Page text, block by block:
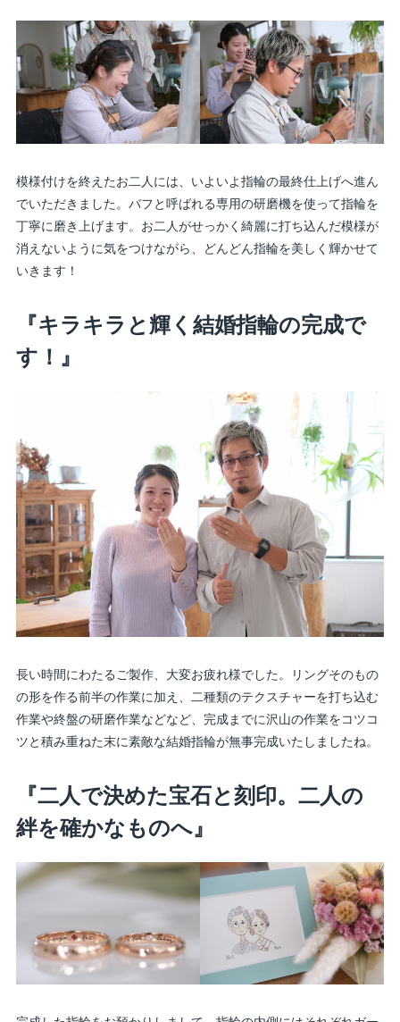
模様付けを終えたお二人には、いよいよ指輪の最終仕上げへ進ん
でいただきました。バフと呼ばれる専用の研磨機を使って指輪を
丁寧に磨き上げます。お二人がせっかく綺麗に打ち込んだ模様が
消えないように気をつけながら、どんどん指輪を美しく輝かせて
いきます！
『キラキラと輝く結婚指輪の完成で
す！』
長い時間にわたるご製作、大変お疲れ様でした。リングそのもの
の形を作る前半の作業に加え、二種類のテクスチャーを打ち込む
作業や終盤の研磨作業などなど、完成までに沢山の作業をコツコ
ツと積み重ねた末に素敵な結婚指輪が無事完成いたしましたね。
『二人で決めた宝石と刻印。二人の
絆を確かなものへ』